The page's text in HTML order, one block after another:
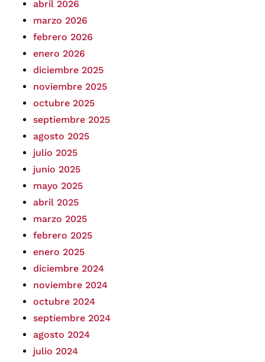
abril 2026
marzo 2026
febrero 2026
enero 2026
diciembre 2025
noviembre 2025
octubre 2025
septiembre 2025
agosto 2025
julio 2025
junio 2025
mayo 2025
abril 2025
marzo 2025
febrero 2025
enero 2025
diciembre 2024
noviembre 2024
octubre 2024
septiembre 2024
agosto 2024
julio 2024